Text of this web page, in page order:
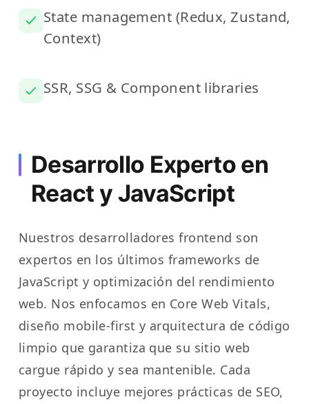
State management (Redux, Zustand,
Context)
SSR, SSG & Component libraries
Desarrollo Experto en
React y JavaScript
Nuestros desarrolladores frontend son
expertos en los últimos frameworks de
JavaScript y optimización del rendimiento
web. Nos enfocamos en Core Web Vitals,
diseño mobile-first y arquitectura de código
limpio que garantiza que su sitio web
cargue rápido y sea mantenible. Cada
proyecto incluye mejores prácticas de SEO,